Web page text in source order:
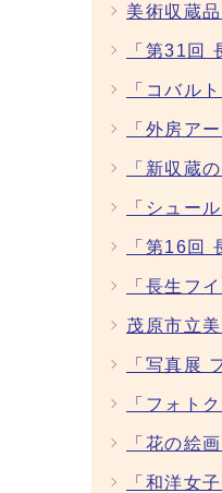
美術収蔵
「第31回
「コバル
「外房ア
「新収蔵
「シュー
「第16回
「長生フ
茂原市立
「写真展
「フォト
「花の絵
「和洋女